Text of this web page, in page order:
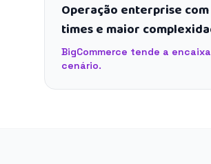
Operação enterprise
times e maior
BigCommerce tende a
cenário.